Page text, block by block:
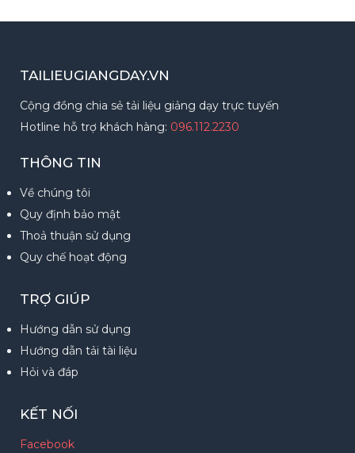
TAILIEUGIANGDAY.VN
Cộng đồng chia sẻ tải liệu giảng dạy trực tuyến
Hotline hỗ trợ khách hàng: 096.112.2230
THÔNG TIN
Về chúng tôi
Quy định bảo mật
Thoả thuận sử dụng
Quy chế hoạt động
TRỢ GIÚP
Hướng dẫn sử dụng
Hướng dẫn tải tài liệu
Hỏi và đáp
KẾT NỐI
Facebook